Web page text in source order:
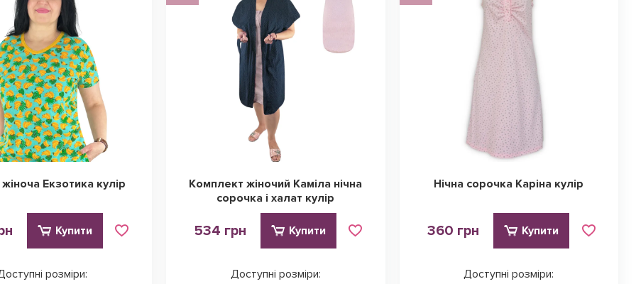
Екзотика кулір
Купити
розміри:
Комплект жіночий Каміла нічна
сорочка і халат кулір
534 грн Купити
Доступні розміри:
Нічна сорочка Каріна кулір
360 грн Купити
Доступні розміри: